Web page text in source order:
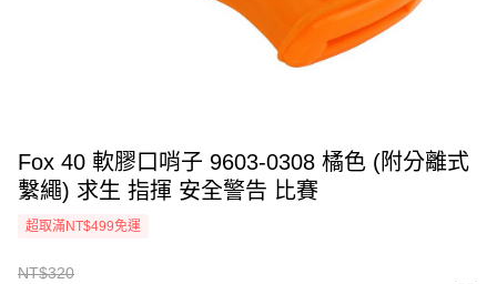
Fox 40 軟膠口哨子 9603-0308 橘色 (附分離式
繫繩) 求生 指揮 安全警告 比賽
超取滿NT$499免運
NT$320